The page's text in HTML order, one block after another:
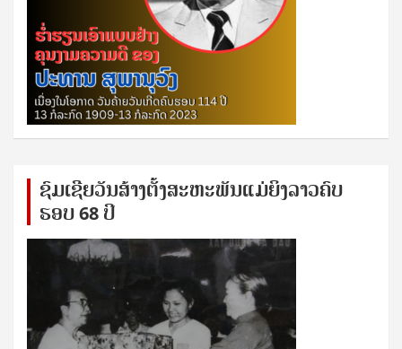
ຊົ​ມ​ເຊີຍ​ວັນ​ສ້າງ​ຕັ້ງ​ສະ​ຫະ​ພັນ​ແມ່​ຍິງ​​ລາວຄົບ​
ຮອບ 68 ປິ